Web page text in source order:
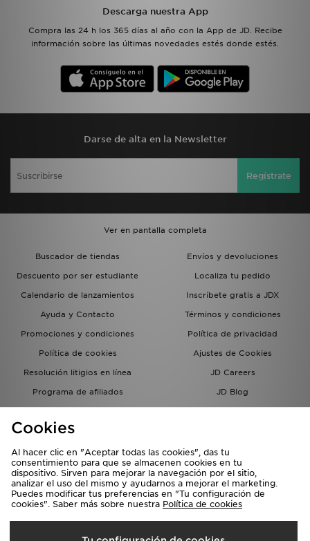
Descarga nuestra App
Compra las 24 h los 365 días al año con la App de JD. Recibe
información sobre las últimas novedades estés donde estés.
Darse de alta en la Newsletter
Regístrate
Ver en pantalla completa
Buscador de tiendas
Envíos y devoluciones
Descuento por ser estudiante
Localiza tu pedido
Calendario de lanzamientos
Inscríbete gratis a JDX
Ayuda y Contacto
Términos y condiciones
Promociones y condiciones
Política de privacidad
Política de cookies
Ajustes de Cookies
Resolución litigios en línea
JD Careers
Programa de afiliados
JD Blog
del grupo JD - Whistleblowing
Selecciona País
Cookies
Al hacer clic en "Aceptar todas las cookies", das tu
consentimiento para que se almacenen cookies en tu
dispositivo. Sirven para mejorar la navegación por el sitio,
analizar el uso del mismo y ayudarnos a mejorar el marketing.
Puedes modificar tus preferencias en "Tu configuración de
cookies". Saber más sobre nuestra Política de cookies